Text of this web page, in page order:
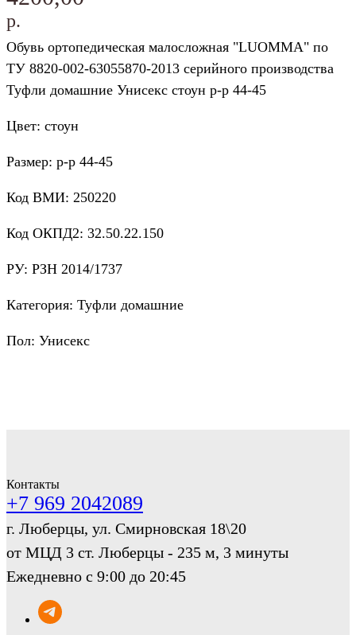
р.
Обувь ортопедическая малосложная "LUOMMA" по
ТУ 8820-002-63055870-2013 серийного производства
Туфли домашние Унисекс стоун р-р 44-45
Цвет: стоун
Размер: р-р 44-45
Код ВМИ: 250220
Код ОКПД2: 32.50.22.150
РУ: РЗН 2014/1737
Категория: Туфли домашние
Пол: Унисекс
Контакты
+7 969 2042089
г. Люберцы, ул. Смирновская 18\20
от МЦД 3 ст. Люберцы - 235 м, 3 минуты
Ежедневно с 9:00 до 20:45